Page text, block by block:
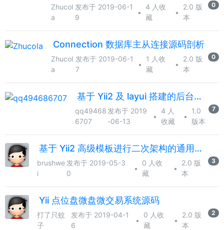
Zhucol
a
发布于 2019-06-1
9
•
4 人收
藏
•
2.0 版
本
0
Connection 数据库主从连接源码剖析
Zhucol
a
发布于 2019-06-1
7
•
1 人收
藏
•
2.0 版
本
0
基于 Yii2 及 layui 搭建的后台管理系统
qq49468
6707
发布于 2019
-06-13
•
4 人
收藏
•
1.0
版本
7
基于 Yii2 高级模板进行二次架构的通用后台管理系统 FlatAdmin
brushwe
i
发布于 2019-05-3
0
•
0 人收
藏
•
2.0 版
本
3
Yii 点位盘微盘微交易系统源码
打了只蚊
子
发布于 2019-04-1
6
•
0 人收
藏
•
2.0 版
本
2